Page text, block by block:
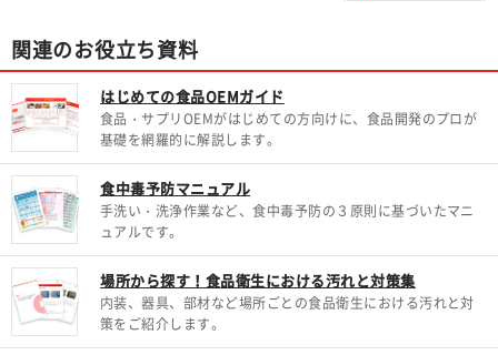
関連のお役立ち資料
はじめての食品OEMガイド
食品・サプリOEMがはじめての方向けに、食品開発のプロが
基礎を網羅的に解説します。
食中毒予防マニュアル
手洗い・洗浄作業など、食中毒予防の３原則に基づいたマニ
ュアルです。
場所から探す！食品衛生における汚れと対策集
内装、器具、部材など場所ごとの食品衛生における汚れと対
策をご紹介します。